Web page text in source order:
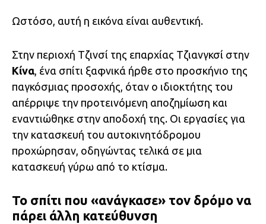
Ωστόσο, αυτή η εικόνα είναι αυθεντική.
Στην περιοχή Τζινσί της επαρχίας Τζιανγκσί στην
Κίνα, ένα σπίτι ξαφνικά ήρθε στο προσκήνιο της
παγκόσμιας προσοχής, όταν ο ιδιοκτήτης του
απέρριψε την προτεινόμενη αποζημίωση και
εναντιώθηκε στην αποδοχή της. Οι εργασίες για
την κατασκευή του αυτοκινητόδρομου
προχώρησαν, οδηγώντας τελικά σε μια
κατασκευή γύρω από το κτίσμα.
Το σπίτι που «ανάγκασε» τον δρόμο να
πάρει άλλη κατεύθυνση